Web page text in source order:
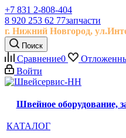
+7 831 2-808-404
8 920 253 62 77запчасти
г. Нижний Новгород, ул.
Поиск
Сравнение0
Войти
Швейное оборудование,
КАТАЛОГ